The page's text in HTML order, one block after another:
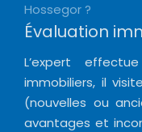
Hossegor ?
Évaluation
L’expert
immobiliers, il
(nouvelles ou
avantages et